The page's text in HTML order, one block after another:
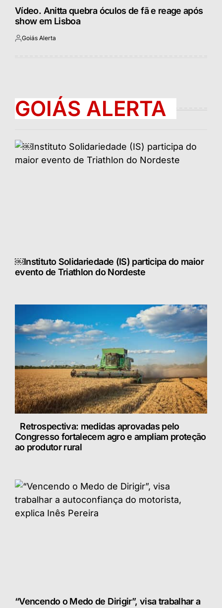
Vídeo. Anitta quebra óculos de fã e reage após
show em Lisboa
Postado
Goiás Alerta
GOIÁS ALERTA
￼Instituto Solidariedade (IS) participa do maior
evento de Triathlon do Nordeste
Retrospectiva: medidas aprovadas pelo
Congresso fortalecem agro e ampliam proteção
ao produtor rural
“Vencendo o Medo de Dirigir”, visa trabalhar a